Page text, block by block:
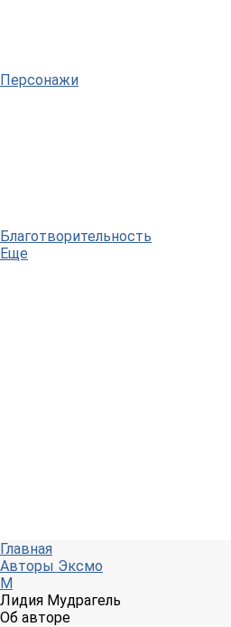
Персонажи
Благотворительность
Еще
Главная
Авторы Эксмо
М
Лидия Мудрагель
Об авторе